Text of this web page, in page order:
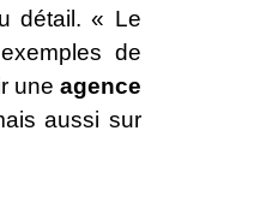
détail. « Le
de
une agence
aussi sur